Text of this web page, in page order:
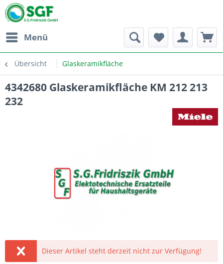
Menü
Übersicht Glaskeramikfläche
4342680 Glaskeramikfläche KM 212 213
232
Dieser Artikel steht derzeit nicht zur Verfügung!